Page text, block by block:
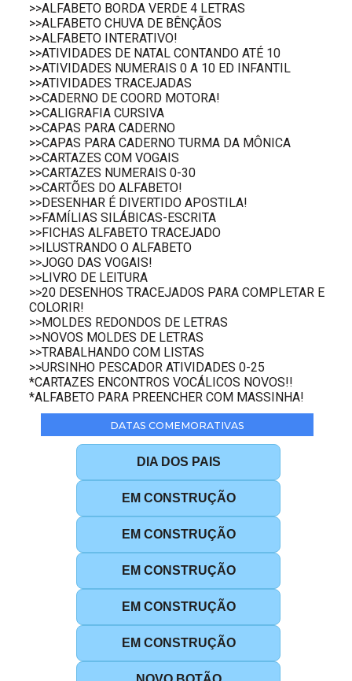
>>ALFABETO BORDA VERDE 4 LETRAS
>>ALFABETO CHUVA DE BÊNÇÃOS
>>ALFABETO INTERATIVO!
>>ATIVIDADES DE NATAL CONTANDO ATÉ 10
>>ATIVIDADES NUMERAIS 0 A 10 ED INFANTIL
>>ATIVIDADES TRACEJADAS
>>CADERNO DE COORD MOTORA!
>>CALIGRAFIA CURSIVA
>>CAPAS PARA CADERNO
>>CAPAS PARA CADERNO TURMA DA MÔNICA
>>CARTAZES COM VOGAIS
>>CARTAZES NUMERAIS 0-30
>>CARTÕES DO ALFABETO!
>>DESENHAR É DIVERTIDO APOSTILA!
>>FAMÍLIAS SILÁBICAS-ESCRITA
>>FICHAS ALFABETO TRACEJADO
>>ILUSTRANDO O ALFABETO
>>JOGO DAS VOGAIS!
>>LIVRO DE LEITURA
>>20 DESENHOS TRACEJADOS PARA COMPLETAR E
COLORIR!
>>MOLDES REDONDOS DE LETRAS
>>NOVOS MOLDES DE LETRAS
>>TRABALHANDO COM LISTAS
>>URSINHO PESCADOR ATIVIDADES 0-25
*CARTAZES ENCONTROS VOCÁLICOS NOVOS!!
*ALFABETO PARA PREENCHER COM MASSINHA!
DATAS COMEMORATIVAS
DIA DOS PAIS
EM CONSTRUÇÃO
EM CONSTRUÇÃO
EM CONSTRUÇÃO
EM CONSTRUÇÃO
EM CONSTRUÇÃO